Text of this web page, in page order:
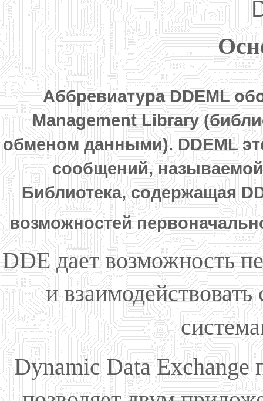
Аббревиатура DDEML
Management Library
обменом данными). DDEML
сообщений,
Библиотека, содержащая
возможностей
DDE дает возможность
и
Dynamic Data Exchange